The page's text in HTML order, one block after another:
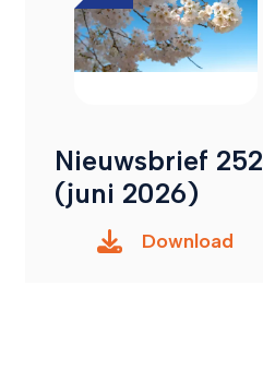
Nieuwsbrief 252
(juni 2026)
Download